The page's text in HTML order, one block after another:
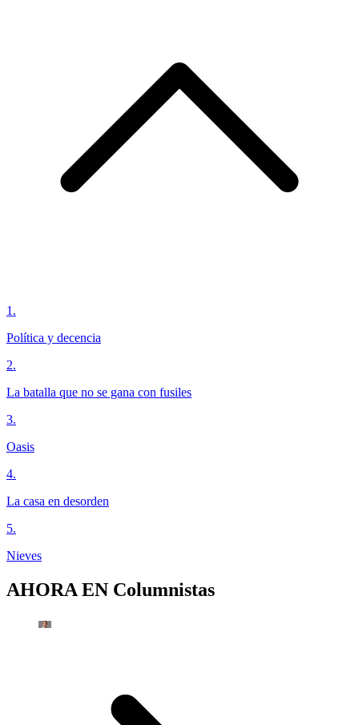
1 .
Política y decencia
2.
La batalla que no se gana con fusiles
3.
Oasis
4.
La casa en desorden
5.
Nieves
AHORA EN Columnistas